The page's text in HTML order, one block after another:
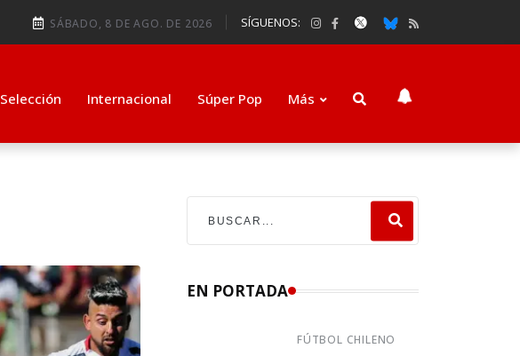
SÁBADO, 8 DE AGO. DE 2026 SÍGUENOS:
Selección Internacional Súper Pop Más
EN PORTADA
FÚTBOL CHILENO